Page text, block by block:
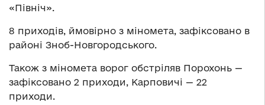
«Північ».
8 приходів, ймовірно з міномета, зафіксовано в
районі Зноб-Новгородського.
Також з міномета ворог обстріляв Порохонь —
зафіксовано 2 приходи, Карповичі — 22
приходи.